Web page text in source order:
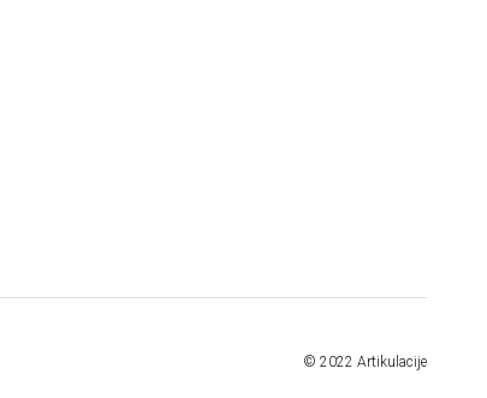
© 2022 Artikulacije